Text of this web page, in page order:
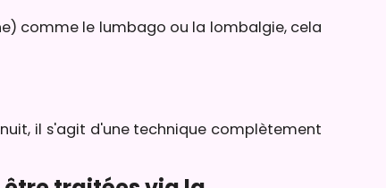
comme le lumbago ou la lombalgie, cela
il s'agit d'une technique complètement